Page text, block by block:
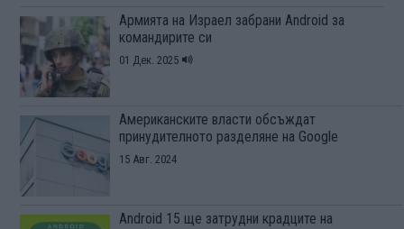
Армията на Израел забрани Android за
командирите си
01 Дек. 2025
Американските власти обсъждат
принудителното разделяне на Google
15 Авг. 2024
Android 15 ще затрудни крадците на